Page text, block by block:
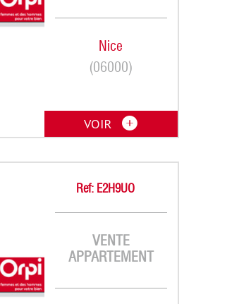
Nice
(06000)
VOIR
Ref: E2H9UO
VENTE
APPARTEMENT